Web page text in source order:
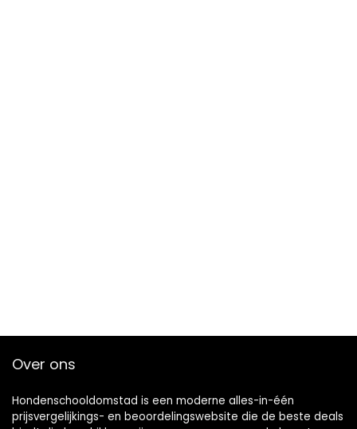
Over ons
Hondenschooldomstad is een moderne alles-in-één
prijsvergelijkings- en beoordelingswebsite die de beste deals